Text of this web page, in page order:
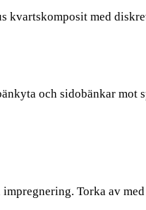
kvartskomposit med
och sidobänkar
Torka av